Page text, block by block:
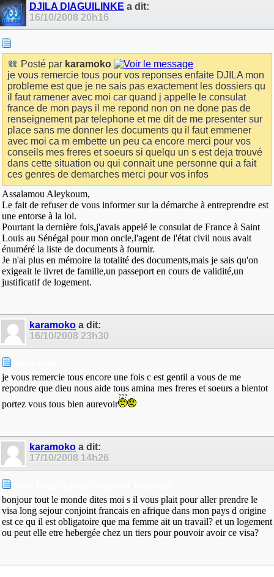
DJILA DIAGUILINKE a dit:
16/10/2008 20h16
Posté par karamoko
je vous remercie tous pour vos reponses enfaite DJILA mon
probleme est que je ne sais pas exactement les dossiers qu
il faut ramener avec moi car quand j appelle le consulat
france de mon pays il me repond non on ne done pas de
renseignement par telephone et me dit de me presenter sur
place sans me donner les documents qu il faut emmener
avec moi ca m embette un peu ca encore merci pour vos
conseils mes freres et soeurs si quelqu un s est deja trouvé
dans cette situation ou qui connait une personne qui a fait
ces genres de demarches merci pour vos infos
Assalamou Aleykoum,
Le fait de refuser de vous informer sur la démarche à entreprendre est
une entorse à la loi.
Pourtant la dernière fois,j'avais appelé le consulat de France à Saint
Louis au Sénégal pour mon oncle,l'agent de l'état civil nous avait
énuméré la liste de documents à fournir.
Je n'ai plus en mémoire la totalité des documents,mais je sais qu'on
exigeait le livret de famille,un passeport en cours de validité,un
justificatif de logement.
karamoko a dit:
16/10/2008 23h30
je vous remercie tous encore une fois c est gentil a vous de me
repondre que dieu nous aide tous amina mes freres et soeurs a bientot
portez vous tous bien aurevoir
karamoko a dit:
17/10/2008 14h26
bonjour tout le monde dites moi s il vous plait pour aller prendre le
visa long sejour conjoint francais en afrique dans mon pays d origine
est ce qu il est obligatoire que ma femme ait un travail? et un logement
ou peut elle etre hebergée chez un tiers pour pouvoir avoir ce visa?